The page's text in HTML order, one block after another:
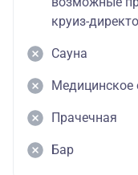
круиз-
Сауна
Медицинское
Прачечная
Бар